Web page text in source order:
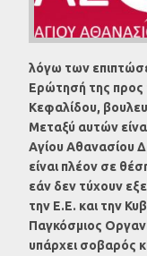
λόγω των
Ερώτησή της προς
Κεφαλίδου,
Μεταξύ αυτών
Αγίου Αθανασίου
είναι πλέον σε
εάν δεν τύχουν
την Ε.Ε. και την
Παγκόσμιος
υπάρχει σοβαρός